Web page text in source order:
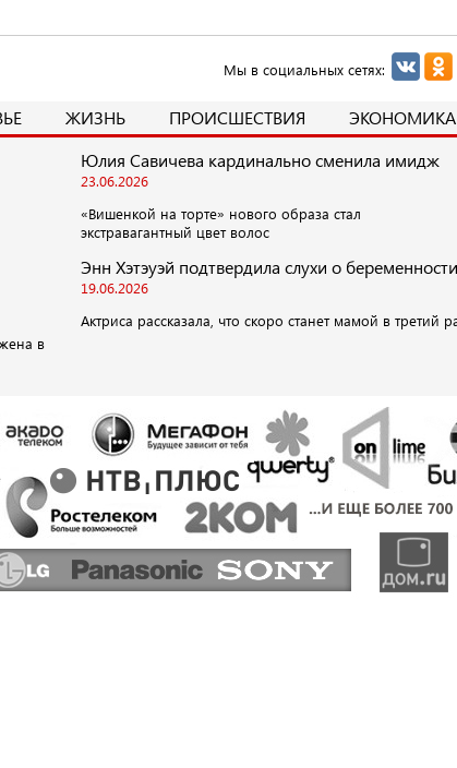
Мы в социальных сетях:
ЖИЗНЬ ПРОИСШЕСТВИЯ
ЭКОНОМИКА
Юлия Савичева кардинально сменила имидж
23.06.2026
«Вишенкой на торте» нового образа стал
экстравагантный цвет волос
в
Энн Хэтэуэй подтвердила слухи о беременности
19.06.2026
Актриса рассказала, что скоро станет мамой в третий